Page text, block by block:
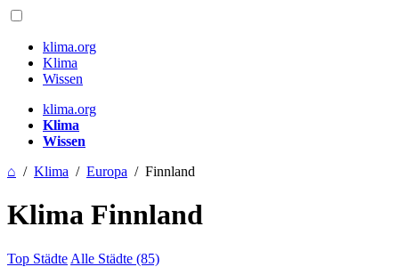
klima.org
Klima
Wissen
klima.org
Klima
Wissen
⌂ / Klima / Europa / Finnland
Klima Finnland
Top Städte Alle Städte (85)